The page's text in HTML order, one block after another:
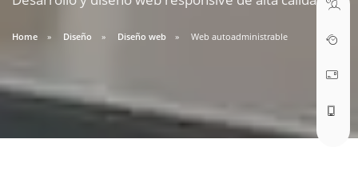
Home Diseño Diseño web Web autoadministrable